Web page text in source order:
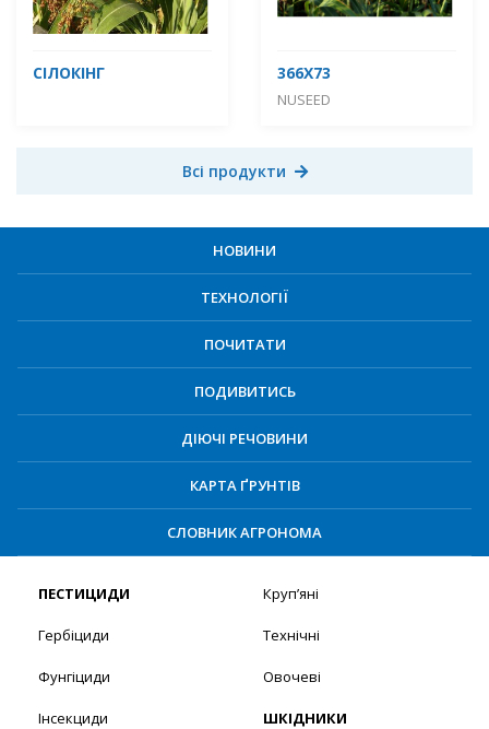
СІЛОКІНГ 366X73
NUSEED
Всі продукти
НОВИНИ
ТЕХНОЛОГІЇ
ПОЧИТАТИ
ПОДИВИТИСЬ
ДІЮЧІ РЕЧОВИНИ
КАРТА ҐРУНТІВ
СЛОВНИК АГРОНОМА
ПЕСТИЦИДИ
Гербіциди
Фунгіциди
Інсекциди
Круп’яні
Технічні
Овочеві
ШКІДНИКИ